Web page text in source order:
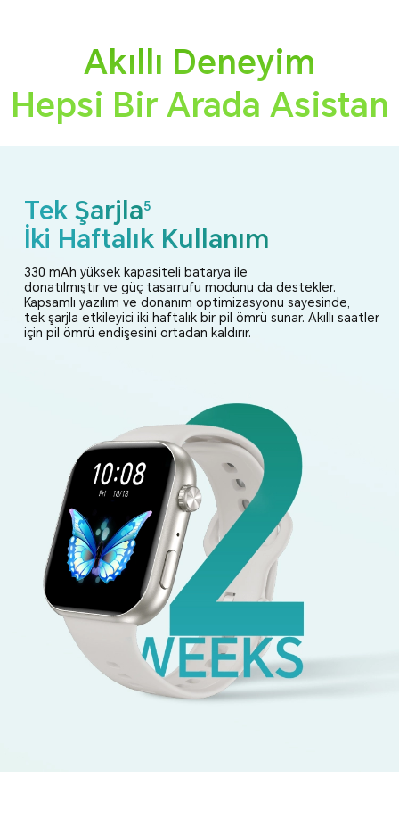
Akıllı Deneyim
Hepsi Bir Arada Asistan
Tek Şarjla5
İki Haftalık Kullanım
330 mAh yüksek kapasiteli batarya ile
donatılmıştır ve güç tasarrufu modunu da destekler.
Kapsamlı yazılım ve donanım optimizasyonu sayesinde,
tek şarjla etkileyici iki haftalık bir pil ömrü sunar. Akıllı saatler
için pil ömrü endişesini ortadan kaldırır.